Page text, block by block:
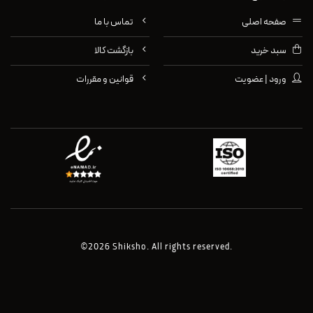
صفحه اصلی
سبد خرید
ورود | عضویت
تماس با ما
بازگشت کالا
قوانین و مقررات
©2026 Shiksho. All rights reserved.